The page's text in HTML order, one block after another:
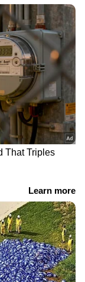
ഇപ്പോൾ
സമ്മർദ്ദം
ആകെ
ശമ്പളം
ഇതിനെ
കുറഞ്ഞ
ശിഖയുടെ
വളരെ
പേർ